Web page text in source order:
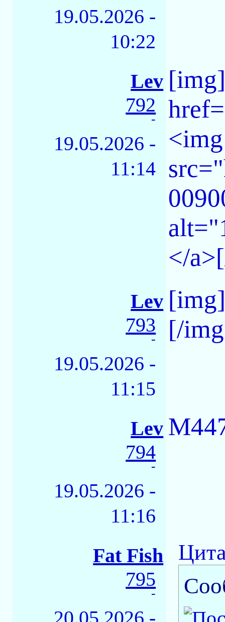
19.05.2026 -
10:22
Lev
792
-
19.05.2026 -
11:14
<img
</
Lev
793
-
19.05.2026 -
11:15
[/
Lev
794
-
19.05.2026 -
11:16
Fat Fish
795
-